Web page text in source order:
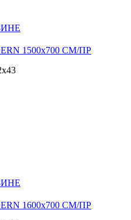
1500х700 СМ/ПР
1600х700 СМ/ПР